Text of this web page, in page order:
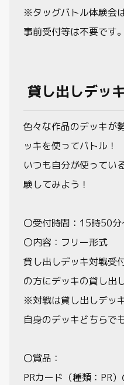
※タッグバトル体験会
事前受付等は不要です。
貸し出しデッ
色々な作品のデッキが
ッキを使ってバトル！
いつも自分が使ってい
験してみよう！
〇受付時間：15時50
〇内容：フリー形式
貸し出しデッキ対戦受
の方にデッキの貸し出
※対戦は貸し出しデッ
自身のデッキどちらで
〇賞品：
PRカード（種類：PR